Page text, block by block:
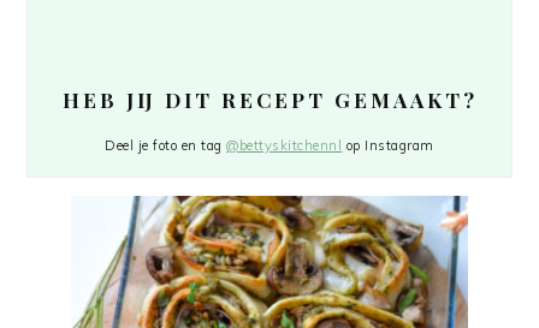
HEB JIJ DIT RECEPT GEMAAKT?
Deel je foto en tag@bettyskitchennl op Instagram